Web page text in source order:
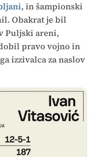
, in šampionski
Obakrat je bil
Puljski areni,
pravo vojno in
izzivalca za naslov